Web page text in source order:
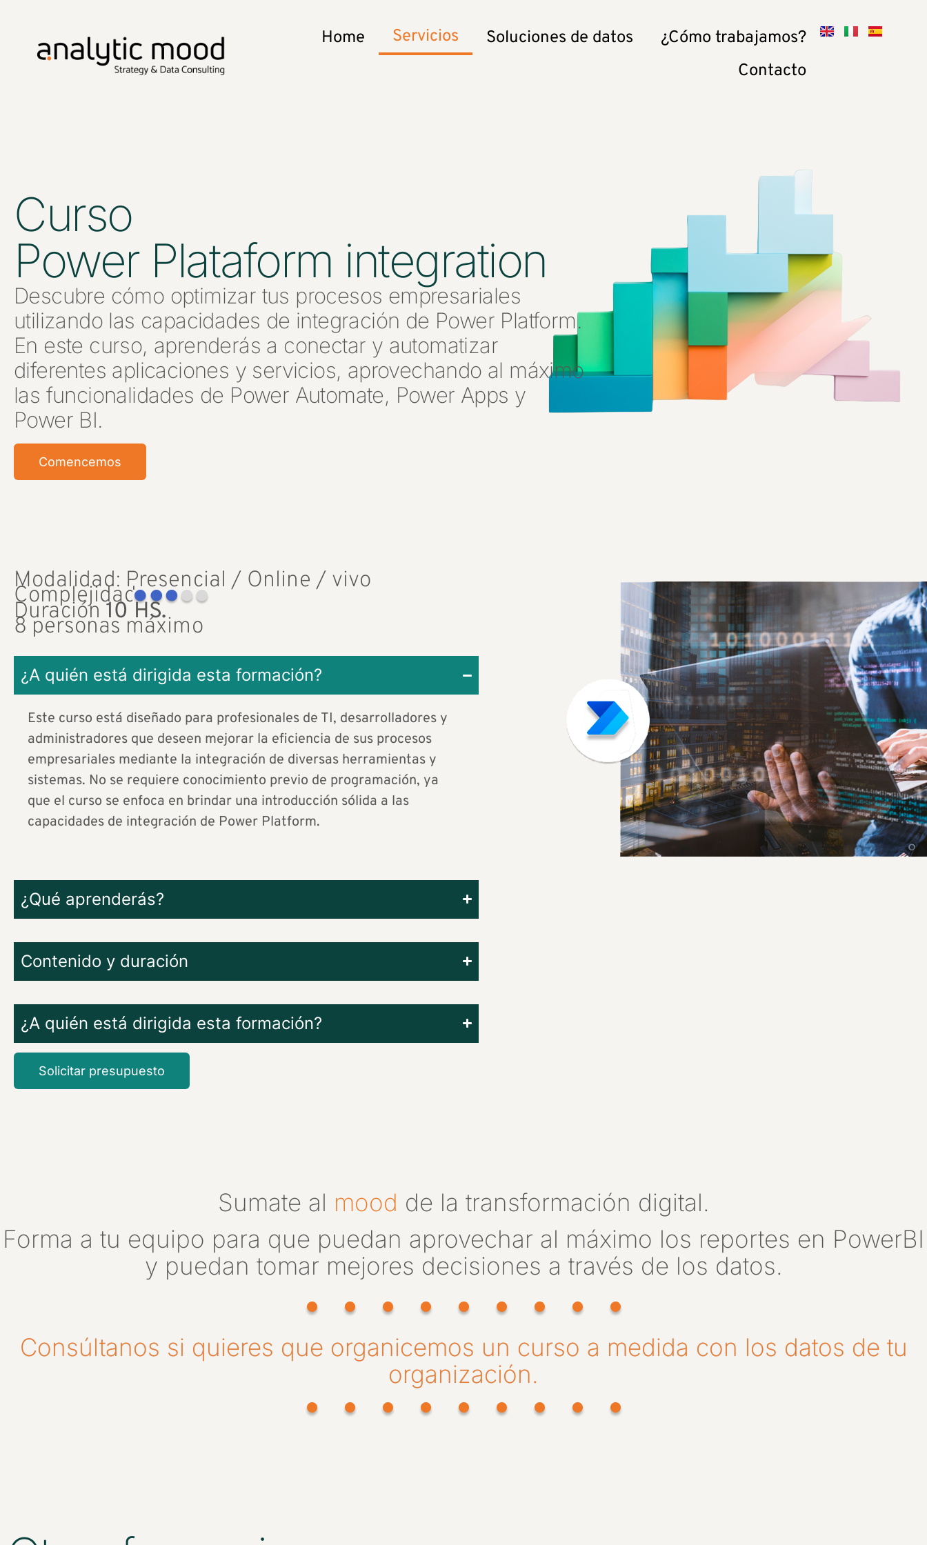
Home Servicios Soluciones de datos
¿Cómo trabajamos?
Contacto
Curso
Power Plataform integration
Descubre cómo optimizar tus procesos empresariales
utilizando las capacidades de integración de Power Platform.
En este curso, aprenderás a conectar y automatizar
diferentes aplicaciones y servicios, aprovechando al máximo
las funcionalidades de Power Automate, Power Apps y
Power BI.
Comencemos
Modalidad: Presencial / Online / vivo
Complejidad
Duración 10 HS.
8 personas máximo
¿A quién está dirigida esta formación?
Este curso está diseñado para profesionales de TI, desarrolladores y
administradores que deseen mejorar la eficiencia de sus procesos
empresariales mediante la integración de diversas herramientas y
sistemas. No se requiere conocimiento previo de programación, ya
que el curso se enfoca en brindar una introducción sólida a las
capacidades de integración de Power Platform.
¿Qué aprenderás?
Contenido y duración
¿A quién está dirigida esta formación?
Solicitar presupuesto
Sumate al mood de la transformación digital.
Forma a tu equipo para que puedan aprovechar al máximo los reportes en PowerBI
y puedan tomar mejores decisiones a través de los datos.
Consúltanos si quieres que organicemos un curso a medida con los datos de tu
organización.